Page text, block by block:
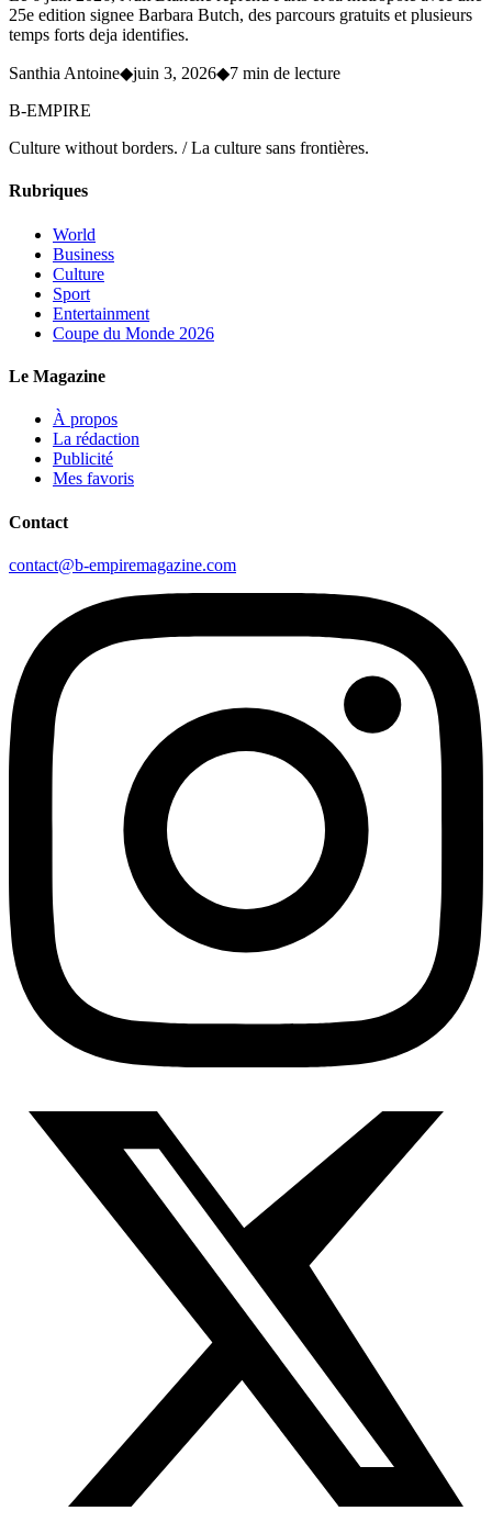
25e edition signee Barbara Butch, des parcours gratuits et plusieurs
temps forts deja identifies.
Santhia Antoine◆juin 3, 2026◆7 min de lecture
B-EMPIRE
Culture without borders. / La culture sans frontières.
Rubriques
World
Business
Culture
Sport
Entertainment
Coupe du Monde 2026
Le Magazine
À propos
La rédaction
Publicité
Mes favoris
Contact
contact@b-empiremagazine.com